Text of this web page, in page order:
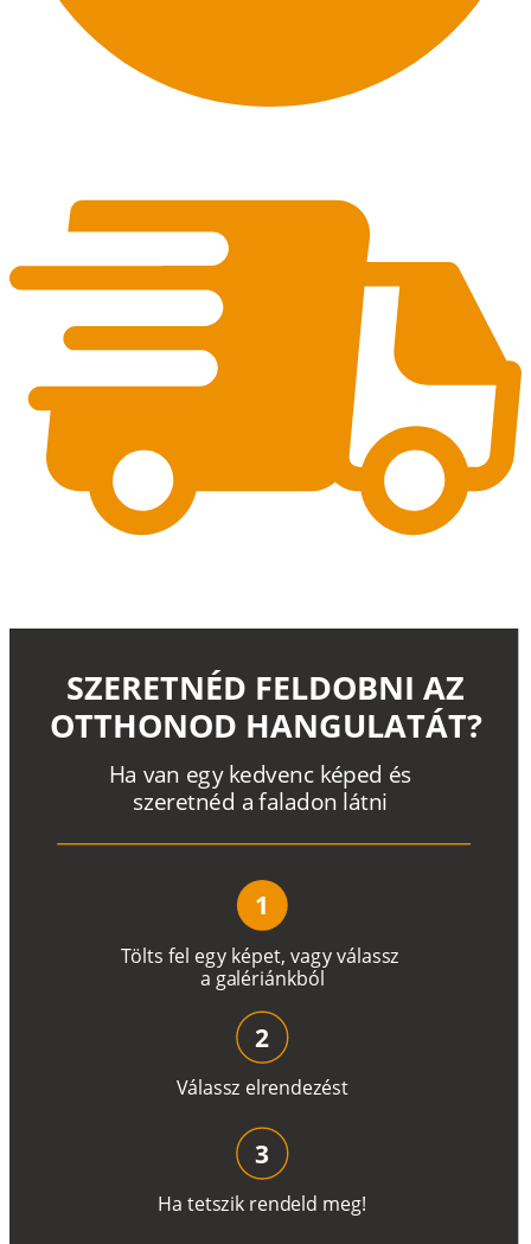
Tölts fel egy képet, vagyválassz
a galériánkból
Ha van egy kedvenc képed és
szeretnéd a faladon látni
SZERETNÉD FELDOBNI AZ
OTTHONOD HANGULATÁT?
1
Válassz elrendezést
2
Ha tetszik rendeld meg!
3